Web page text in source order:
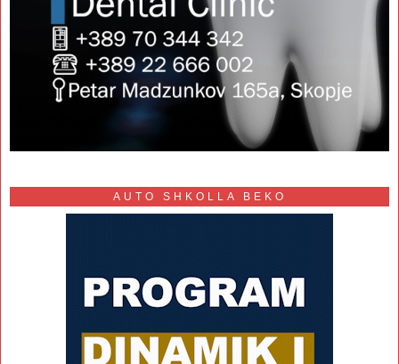
AUTO SHKOLLA BEKO